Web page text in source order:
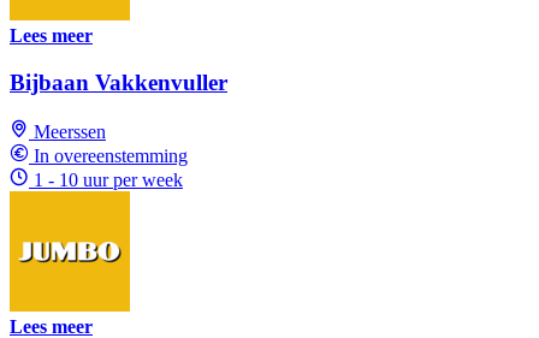
Lees meer
Bijbaan Vakkenvuller
Meerssen
In overeenstemming
1 - 10 uur per week
Lees meer